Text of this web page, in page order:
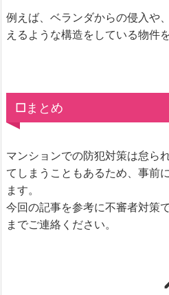
例えば、ベランダからの侵入や
えるような構造をしている物件
□まとめ
マンションでの防犯対策は怠ら
てしまうこともあるため、事前
ます。
今回の記事を参考に不審者対策
までご連絡ください。